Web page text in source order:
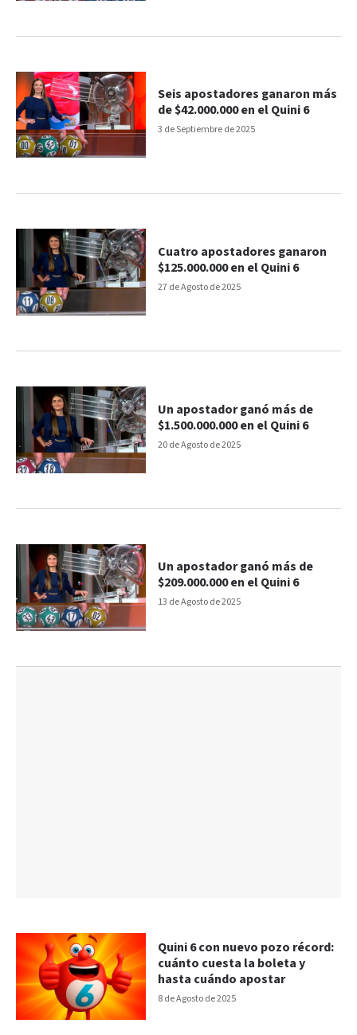
3 de Septiembre de 2025
Seis apostadores ganaron más
de $42.000.000 en el Quini 6
27 de Agosto de 2025
Cuatro apostadores ganaron
$125.000.000 en el Quini 6
20 de Agosto de 2025
Un apostador ganó más de
$1.500.000.000 en el Quini 6
13 de Agosto de 2025
Un apostador ganó más de
$209.000.000 en el Quini 6
8 de Agosto de 2025
Quini 6 con nuevo pozo récord:
cuánto cuesta la boleta y
hasta cuándo apostar